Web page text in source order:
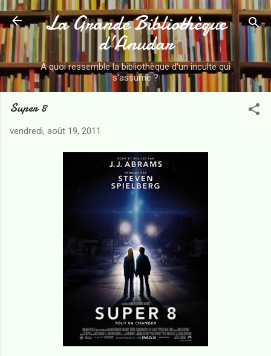
Accéder au contenu principal
La Grande Bibliothèque
d’Anudar
A quoi ressemble la bibliothèque d'un inculte qui
s'assume ?
Super 8
vendredi, août 19, 2011